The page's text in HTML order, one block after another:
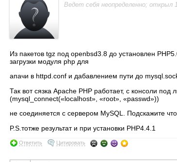
Ведет себя неопределенно;
Из пакетов tgz под openbsd3.8 до установлен
загрузки модуля php для
апачи в httpd.conf и дабавлением пути до
Так вот сязка Apache PHP работает, с консоли
(mysql_connect(«localhost», «root», «passwd»))
не соединяется с сервером MySQL. Подскажите
P.S.тотже результат и при установки PHP4.4.1
Ответить Цитировать